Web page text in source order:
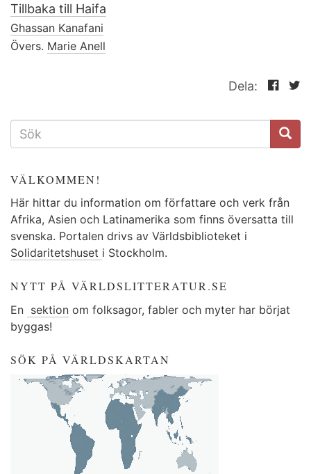
Tillbaka till Haifa
Ghassan Kanafani
Övers. Marie Anell
Dela:
SÖKFORMULÄR
VÄLKOMMEN!
Här hittar du information om författare och verk från
Afrika, Asien och Latinamerika som finns översatta till
svenska. Portalen drivs av Världsbiblioteket i
Solidaritetshuset i Stockholm.
NYTT PÅ VÄRLDSLITTERATUR.SE
En sektion om folksagor, fabler och myter har börjat
byggas!
SÖK PÅ VÄRLDSKARTAN